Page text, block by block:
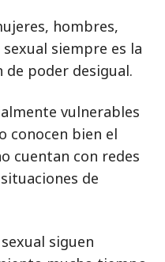
hombres,
siempre es la
de poder desigual.
vulnerables
conocen bien el
cuentan con redes
de
siguen